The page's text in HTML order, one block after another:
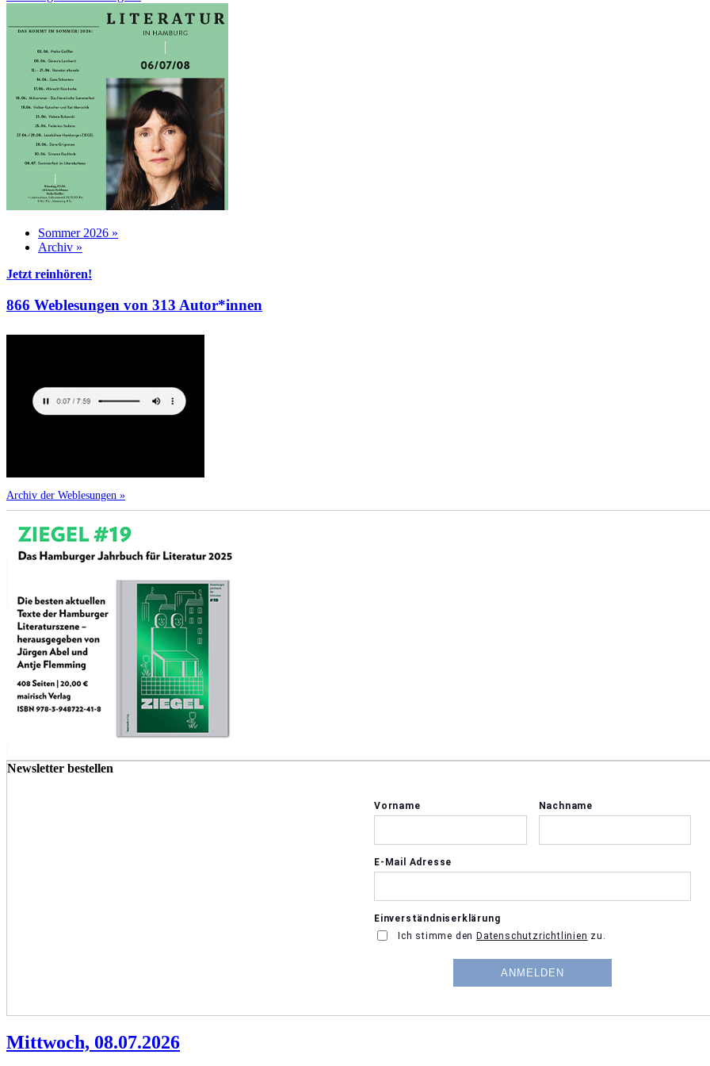
Sommer 2026 »
Archiv »
Jetzt reinhören!
866 Weblesungen von 313 Autor*innen
Archiv der Weblesungen »
Newsletter bestellen
Mittwoch, 08.07.2026